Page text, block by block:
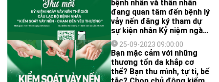
phần quà hấp dẫn từ
chương trình.
bệnh nhân và thân nhân
đang quan tâm đến bệnh lý
vảy nến đăng ký tham dự
sự kiện nhân Kỷ niệm ngày
Vảy nến Thế giới. Sự kiện
bao gồm hoạt động tư vấn
và khám miễn phí cho bệnh
nhân, cùng với hoạt động
báo cáo chuyên đề do các
25-09-2023 09:00:00
Bạn mặc cảm với những
thương tổn da khắp cơ
thể? Bạn thu mình, tự ti, bế